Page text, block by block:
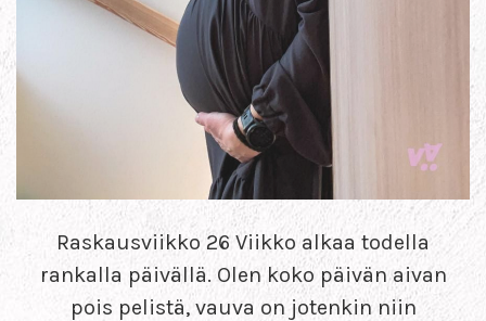
Raskausviikko 26 Viikko alkaa todella
rankalla päivällä. Olen koko päivän aivan
pois pelistä, vauva on jotenkin niin